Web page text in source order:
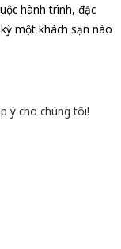
hành trình, đặc
một khách sạn nào
ý cho chúng tôi!